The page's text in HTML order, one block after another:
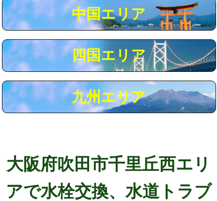
現場見積
※給水管工事は20mmまでの価格です。
中国エリア
四国エリア
九州エリア
大阪府吹田市千里丘西エリ
アで水栓交換、水道トラブ